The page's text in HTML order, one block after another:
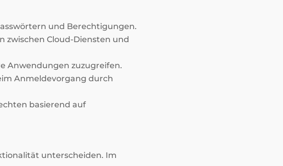
und Berechtigungen.
Cloud-Diensten und
Anwendungen zuzugreifen.
Anmeldevorgang durch
basierend auf
unterscheiden. Im